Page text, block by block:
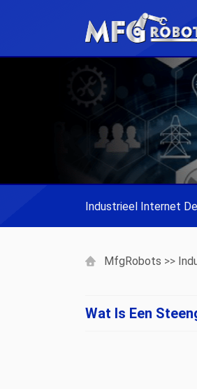
Industrieel Internet
MfgRobots >>
Wat Is Een